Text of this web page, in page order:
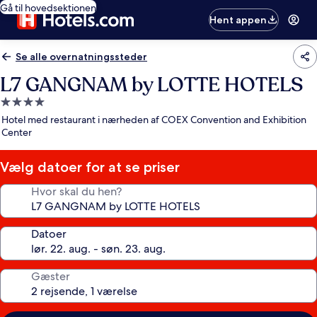
Gå til hovedsektionen
Hent appen
Se alle overnatningssteder
L7 GANGNAM by LOTTE HOTELS
4.0-
stjernet
overnatningssted
Hotel med restaurant i nærheden af COEX Convention and Exhibition
Center
Vælg datoer for at se priser
Hvor skal du hen?
Datoer
Gæster